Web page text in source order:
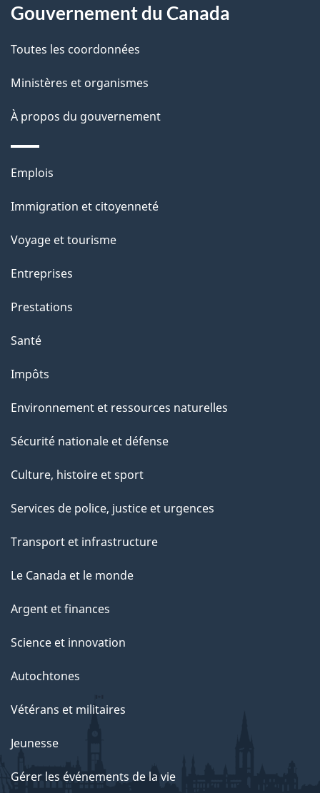
i
l
s
d
e
l
a
p
a
g
e
propos
de
ce
site
Gouvernement du Canada
Toutes les coordonnées
Ministères et organismes
À propos du gouvernement
Thèmes
sujets
Emplois
Immigration et citoyenneté
Voyage et tourisme
Entreprises
Prestations
Santé
Impôts
Environnement et ressources naturelles
Sécurité nationale et défense
Culture, histoire et sport
Services de police, justice et urgences
Transport et infrastructure
Le Canada et le monde
Argent et finances
Science et innovation
Autochtones
Vétérans et militaires
Jeunesse
Gérer les événements de la vie